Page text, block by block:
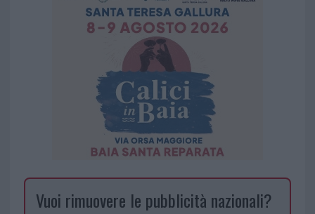
Vuoi rimuovere le pubblicità nazionali?